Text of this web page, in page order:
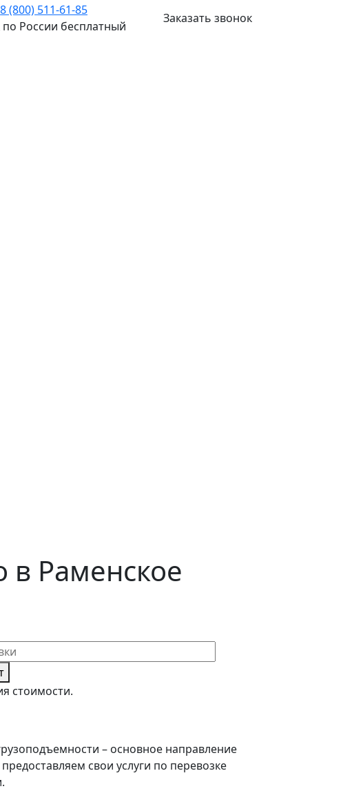
8 (800) 511-61-85
России бесплатный
Заказать звонок
в Раменское
стоимости.
– основное направление
свои услуги по перевозке